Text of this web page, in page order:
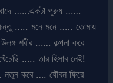
বাদে ……একটা পুরুষ ……
….. মনে মনে ….. তোমায়
শরীর …… কল্পনা করে
….. তার হিসাব নেই!
নতুন করে …. যৌবন ফিরে